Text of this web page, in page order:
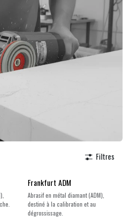
Filtres
Nouveau !
Frankfurt ADM
Abrasif en métal diamant (ADM),
destiné à la calibration et au
dégrossissage.